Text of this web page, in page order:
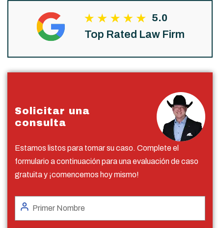
5.0
Top Rated Law Firm
Solicitar una
consulta
Estamos listos para tomar su caso. Complete el
formulario a continuación para una evaluación de caso
gratuita y ¡comencemos hoy mismo!